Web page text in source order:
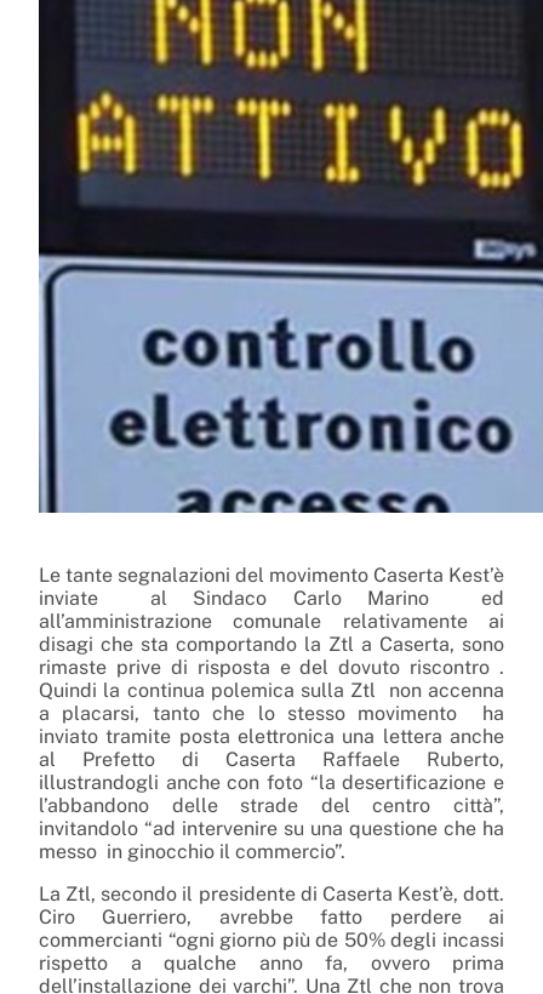
Le tante segnalazioni del movimento Caserta Kest’è
inviate al Sindaco Carlo Marino
ed
all’amministrazione comunale relativamente ai
disagi che sta comportando la Ztl a Caserta, sono
rimaste prive di risposta e del dovuto riscontro .
Quindi la continua polemica sulla Ztl
non accenna
a placarsi, tanto che lo stesso movimento
ha
inviato tramite posta elettronica una lettera anche
al Prefetto di Caserta Raffaele Ruberto,
illustrandogli anche con foto “la desertificazione e
l’abbandono delle strade del centro città”,
invitandolo “ad intervenire su una questione che ha
messo in ginocchio il commercio”.
La Ztl, secondo il presidente di Caserta Kest’è, dott.
Ciro Guerriero, avrebbe fatto perdere ai
commercianti “ogni giorno più de 50% degli incassi
rispetto a qualche anno fa, ovvero prima
dell’installazione dei varchi”. Una Ztl che non trova